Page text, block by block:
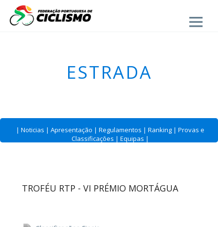
Close
ESTRADA
| Noticias | Apresentação | Regulamentos | Ranking | Provas e
Classificações | Equipas |
TROFÉU RTP - VI PRÉMIO MORTÁGUA